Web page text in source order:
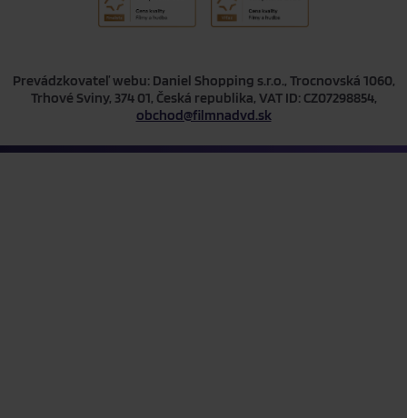
Prevádzkovateľ webu: Daniel Shopping s.r.o., Trocnovská 1060,
Trhové Sviny, 374 01, Česká republika, VAT ID: CZ07298854,
obchod@filmnadvd.sk